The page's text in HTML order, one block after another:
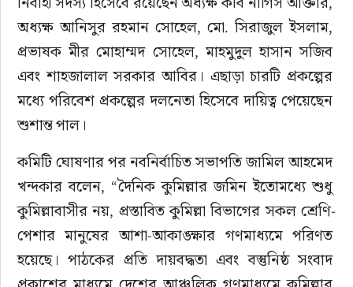
অধ্যক্ষ আনিসুর রহমান সোহেল, মো. সিরাজুল ইসলাম,
প্রভাষক মীর মোহাম্মদ সোহেল, মাহমুদুল হাসান সজিব
এবং শাহজালাল সরকার আবির। এছাড়া চারটি প্রকল্পের
মধ্যে পরিবেশ প্রকল্পের দলনেতা হিসেবে দায়িত্ব পেয়েছেন
শুশান্ত পাল।
কমিটি ঘোষণার পর নবনির্বাচিত সভাপতি জামিল আহমেদ
খন্দকার বলেন, “দৈনিক কুমিল্লার জমিন ইতোমধ্যে শুধু
কুমিল্লাবাসীর নয়, প্রস্তাবিত কুমিল্লা বিভাগের সকল শ্রেণি-
পেশার মানুষের আশা-আকাঙ্ক্ষার গণমাধ্যমে পরিণত
হয়েছে। পাঠকের প্রতি দায়বদ্ধতা এবং বস্তুনিষ্ঠ সংবাদ